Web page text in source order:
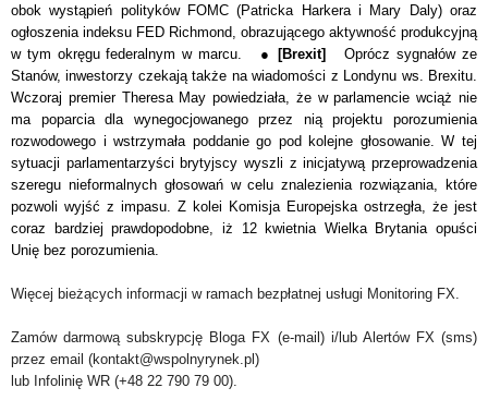
obok wystąpień polityków FOMC (Patricka Harkera i Mary Daly) oraz
ogłoszenia indeksu FED Richmond, obrazującego aktywność produkcyjną
w tym okręgu federalnym w marcu. ● [Brexit] Oprócz sygnałów ze
Stanów, inwestorzy czekają także na wiadomości z Londynu ws. Brexitu.
Wczoraj premier Theresa May powiedziała, że w parlamencie wciąż nie
ma poparcia dla wynegocjowanego przez nią projektu porozumienia
rozwodowego i wstrzymała poddanie go pod kolejne głosowanie. W tej
sytuacji parlamentarzyści brytyjscy wyszli z inicjatywą przeprowadzenia
szeregu nieformalnych głosowań w celu znalezienia rozwiązania, które
pozwoli wyjść z impasu. Z kolei Komisja Europejska ostrzegła, że jest
coraz bardziej prawdopodobne, iż 12 kwietnia Wielka Brytania opuści
Unię bez porozumienia.
Więcej bieżących informacji w ramach bezpłatnej usługi Monitoring FX.
Zamów darmową subskrypcję Bloga FX (e-mail) i/lub Alertów FX (sms)
przez email (kontakt@wspolnyrynek.pl)
lub Infolinię WR (+48 22 790 79 00).